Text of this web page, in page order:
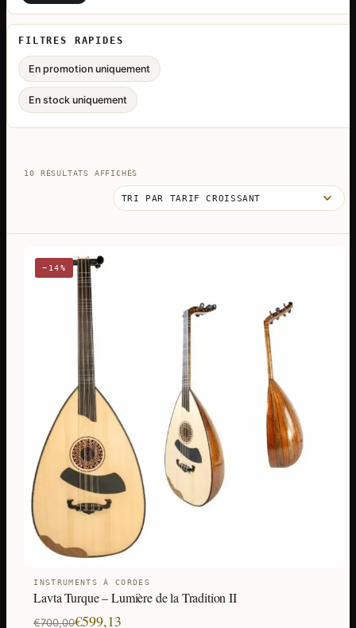
FILTRES RAPIDES
En promotion uniquement
En stock uniquement
10 RÉSULTATS AFFICHÉS
PRIX
−14%
INSTRUMENTS À CORDES
Lavta Turque – Lumière de la Tradition II
€700,00
Le €599,13
Le